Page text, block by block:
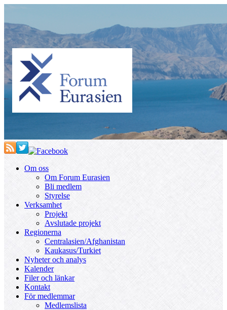
Om oss
Om Forum Eurasien
Bli medlem
Styrelse
Verksamhet
Projekt
Avslutade projekt
Regionerna
Centralasien/Afghanistan
Kaukasus/Turkiet
Nyheter och analys
Kalender
Filer och länkar
Kontakt
För medlemmar
Medlemslista